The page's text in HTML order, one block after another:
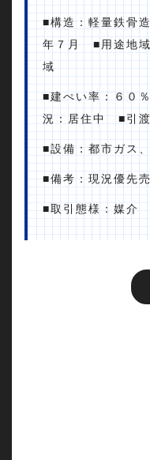
■構造：軽量鉄骨
年７月 ■用途地域
域
■建ぺい率：６０
況：居住中 ■引渡
■設備：都市ガス
■備考：現況優先
■取引態様：媒介